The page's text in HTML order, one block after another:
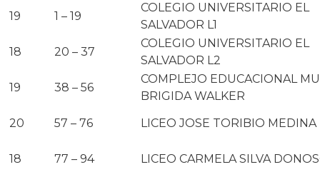
19 1 – 19
COLEGIO UNIVERSITARIO EL
SALVADOR L1
18
20 – 37
COLEGIO UNIVERSITARIO EL
SALVADOR L2
19
38 – 56
COMPLEJO EDUCACIONAL
BRIGIDA WALKER
20
57 – 76 LICEO JOSE TORIBIO MEDINA
18 77 – 94 LICEO CARMELA SILVA